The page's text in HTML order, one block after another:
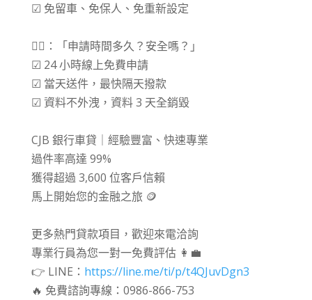
☑ 免留車、免保人、免重新設定
🙋‍♂️：「申請時間多久？安全嗎？」
☑ 24 小時線上免費申請
☑ 當天送件，最快隔天撥款
☑ 資料不外洩，資料 3 天全銷毀
CJB 銀行車貸｜經驗豐富、快速專業
過件率高達 99%
獲得超過 3,600 位客戶信賴
馬上開始您的金融之旅 🪙
更多熱門貸款項目，歡迎來電洽詢
專業行員為您一對一免費評估 👩💼
👉 LINE： https://line.me/ti/p/t4QJuvDgn3
🔥 免費諮詢專線：0986-866-753